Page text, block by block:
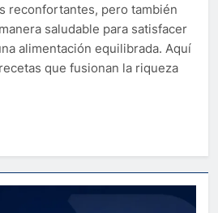
reconfortantes, pero también
saludable para satisfacer
alimentación equilibrada. Aquí
que fusionan la riqueza